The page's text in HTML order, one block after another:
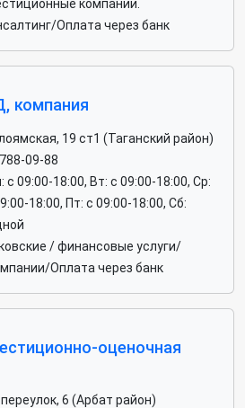
компании.
Оплата через банк
компания
19 ст1 (Таганский район)
09-88
c 09:00-18:00, Вт: c 09:00-18:00, Ср:
18:00, Пт: c 09:00-18:00, Сб:
/ финансовые услуги/
Оплата через банк
оценочная
6 (Арбат район)